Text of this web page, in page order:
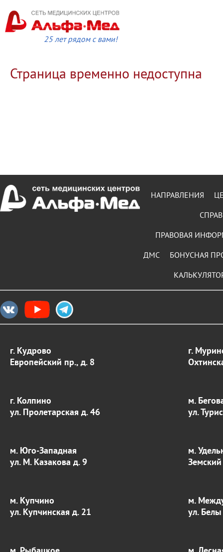
25 лет рядом с вами!
Страница временно недоступна
НАПРАВЛЕНИЯ
ПРАВОВАЯ
БОНУСНАЯ
ДМС
г. Кудрово
Европейский пр., д. 8
г.
г. Колпино
ул. Пролетарская д. 46
м.
ул.
м. Юго-Западная
ул. М. Казакова д. 9
м.
м. Купчино
ул. Купчинская д. 21
м.
ул.